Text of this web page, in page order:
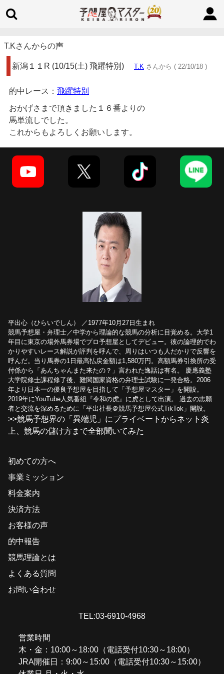
T.Kさんからの声
新潟１１R (10/15(土) 飛躍特別) T.K さんから ( 22/10/18 )
的中レース： 飛躍特別
おかげさまで頂きました１６番よりの
馬単流しでした。
これからもよろしくお願いします。
平出心（ひらいでしん） ／1977年10月27日生まれ
競馬予想屋・弁理士／中学から理論的な競馬の分析に目覚める。大学1
年目に東京の場外馬券場でプロ予想屋としてデビュー。彼の論理的でわ
かりやすいレース解説が評判を呼んで、周りはいつも人だかりで反響を
呼んだ。当り馬券の1日最高払戻金額は1,580万円。高額馬券引換所の受
付係から「あんちゃんまた来たの？」言われた逸話は有名。 慶應義塾
大学院修士課程修了後、難関国家資格の弁理士試験に一発合格。2006
年より日本一の優良予想屋を目指して「予想屋マスター」を開設。
2019年にYouTube人気番組『令和の虎』に虎として出演。 過去の志願
者と交流を深めるために「平出社長＠競馬予想屋公式TikTok」開設。
>>競馬予想界の「異端児」にプライベートからネット炎
上、競馬の儲け方まで全部聞いてみた
初めての方へ
事業ミッション
料金案内
決済方法
お客様の声
的中報告
競馬理論とは
よくある質問
お問い合わせ
TEL:03-6910-4968
営業時間
木・金：10:00～18:00（電話受付10:30～18:00）
JRA開催日：9:00～15:00（電話受付10:30～15:00）